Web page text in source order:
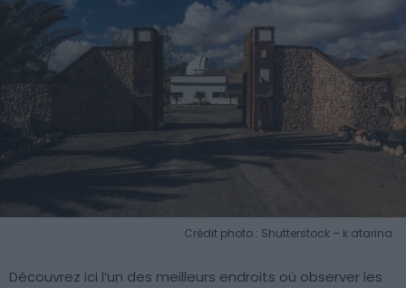
Crédit photo : Shutterstock – k.atarina
Découvrez ici l’un des meilleurs endroits où observer les